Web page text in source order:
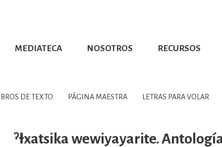
MEDIATECA NOSOTROS RECURSOS
LITERATURA Y
GEOGRAFÍA,
DE TEXTO PÁGINA MAESTRA LETRAS PARA VOLAR
ˀƗxatsika wewiyayarite.